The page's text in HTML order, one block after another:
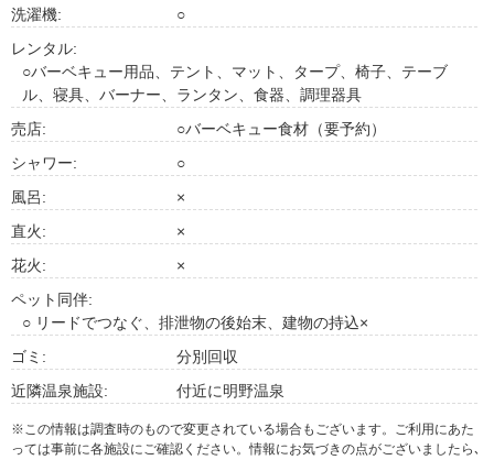
洗濯機:
○
レンタル:
○バーベキュー用品、テント、マット、タープ、椅子、テーブ
ル、寝具、バーナー、ランタン、食器、調理器具
売店:
○バーベキュー食材（要予約）
シャワー:
○
風呂:
×
直火:
×
花火:
×
ペット同伴:
○ リードでつなぐ、排泄物の後始末、建物の持込×
ゴミ:
分別回収
近隣温泉施設:
付近に明野温泉
※この情報は調査時のもので変更されている場合もございます。ご利用にあた
っては事前に各施設にご確認ください。情報にお気づきの点がございましたら､